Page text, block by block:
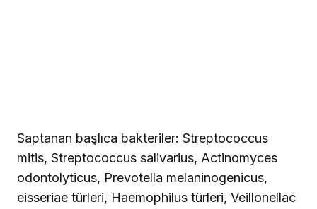
Saptanan başlıca bakteriler: Streptococcus
mitis, Streptococcus salivarius, Actinomyces
odontolyticus, Prevotella melaninogenicus,
eisseriae türleri, Haemophilus türleri, Veillonellac